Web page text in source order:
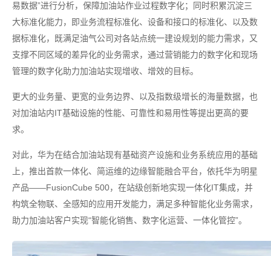
易数据”进行分析，保障加油站作业过程数字化；同时积累沉淀三
大标准化能力，即业务流程标准化、设备和接口的标准化、以及数
据标准化，既满足油气公司对各站点统一建设规划的能力需求，又
支撑不同区域的差异化的业务需求，通过营销能力的数字化和现场
管理的数字化助力加油站实现增收、增效的目标。
更大的业务量、更宽的业务边界、以及指数级增长的海量数据，也
对加油站内IT基础设施的性能、可靠性和易用性等提出更高的要
求。
对此，华为在结合加油站现有基础资产设施和业务系统应用的基础
上，推出首款一体化、简运维的边缘智能融合平台，依托华为明星
产品——FusionCube 500，在站级创新地实现一体化IT集成，并
构筑全物联、全感知的应用开发能力，满足多种智能化业务需求，
助力加油站客户实现“智能化销售、数字化运营、一体化管控”。